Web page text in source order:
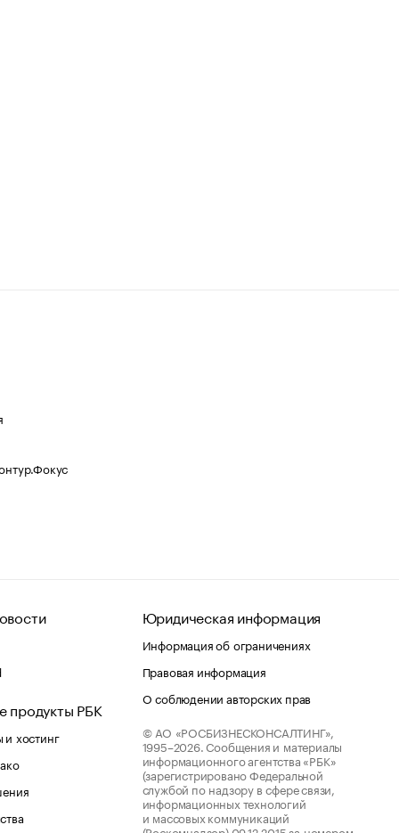
продукты РБК
хостинг
Юридическая информация
Информация об ограничениях
Правовая информация
О соблюдении авторских прав
© АО «РОСБИЗНЕСКОНСАЛТИНГ»,
1995–2026. Сообщения и материалы
информационного агентства «РБК»
(зарегистрировано Федеральной
службой по надзору в сфере связи,
информационных технологий
и массовых коммуникаций